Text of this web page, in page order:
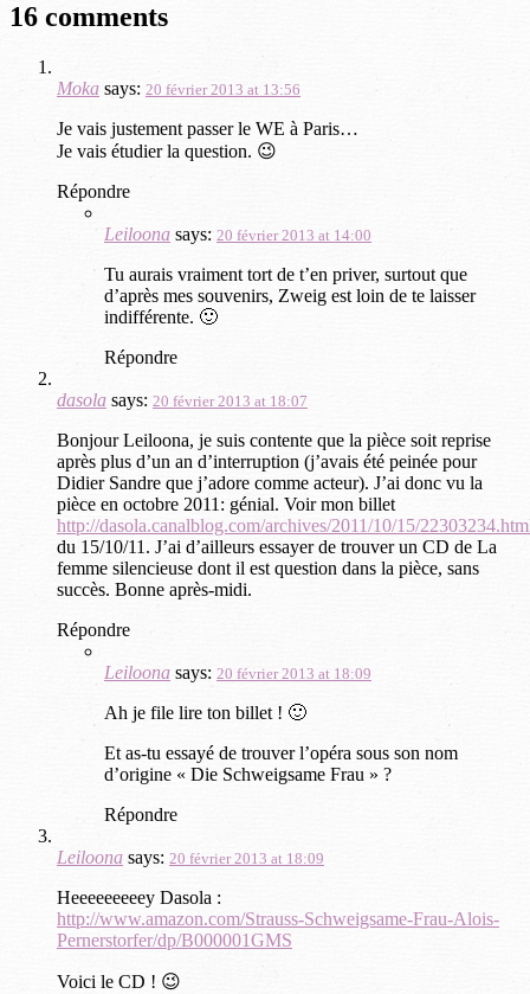
16 comments
Moka says: 20 février 2013 at 13:56
Je vais justement passer le WE à Paris…
Je vais étudier la question. 😉
Répondre
Leiloona says: 20 février 2013 at 14:00
Tu aurais vraiment tort de t’en priver, surtout que
d’après mes souvenirs, Zweig est loin de te laisser
indifférente. 🙂
Répondre
dasola says: 20 février 2013 at 18:07
Bonjour Leiloona, je suis contente que la pièce soit reprise
après plus d’un an d’interruption (j’avais été peinée pour
Didier Sandre que j’adore comme acteur). J’ai donc vu la
pièce en octobre 2011: génial. Voir mon billet
http://dasola.canalblog.com/archives/2011/10/15/
du 15/10/11. J’ai d’ailleurs essayer de trouver un CD de La
femme silencieuse dont il est question dans la pièce, sans
succès. Bonne après-midi.
Répondre
Leiloona says: 20 février 2013 at 18:09
Ah je file lire ton billet ! 🙂
Et as-tu essayé de trouver l’opéra sous son nom
d’origine « Die Schweigsame Frau » ?
Répondre
Leiloona says: 20 février 2013 at 18:09
Heeeeeeeeey Dasola :
http://www.amazon.com/Strauss-Schweigsame-Frau-Alois-
Pernerstorfer/dp/B000001GMS
Voici le CD ! 😉